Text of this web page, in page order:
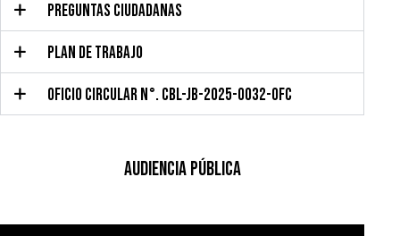
PREGUNTAS CIUDADANAS
PLAN DE TRABAJO
OFICIO CIRCULAR N°. CBL-JB-2025-0032-OFC
Audiencia pública